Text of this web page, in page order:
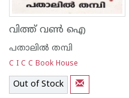
വിത്ത് വണ്‍ ഐ
പതാലില്‍ തമ്പി
C I C C Book House
Out of Stock